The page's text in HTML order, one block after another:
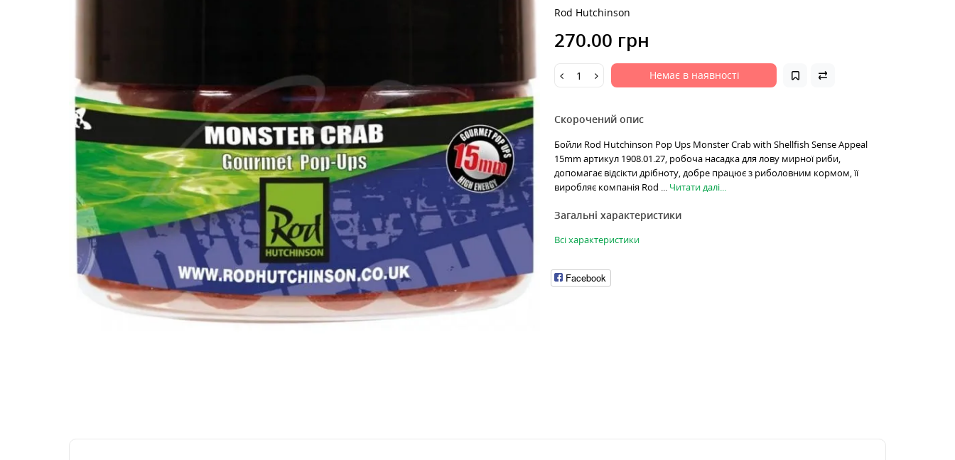
Rod Hutchinson
270.00 грн
Немає в наявності
Скорочений опис
Бойли Rod Hutchinson Pop Ups Monster Crab with Shellfish Sense Appeal
15mm артикул 1908.01.27, робоча насадка для лову мирної риби,
допомагає відсікти дрібноту, добре працює з риболовним кормом, її
виробляє компанія Rod ... Читати далі...
Загальні характеристики
Всі характеристики
Facebook